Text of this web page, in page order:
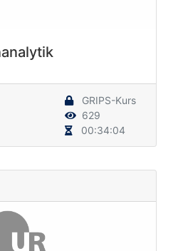
GRIPS-Kurs
629
00:34:04